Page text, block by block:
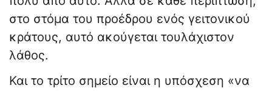
στο στόμα του προέδρου ενός γειτονικού
κράτους, αυτό ακούγεται τουλάχιστον
λάθος.
Και το τρίτο σημείο είναι η υπόσχεση «να